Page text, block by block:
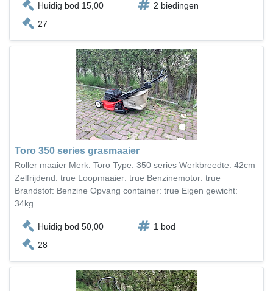
Huidig bod 15,00
2 biedingen
27
Toro 350 series grasmaaier
Roller maaier Merk: Toro Type: 350 series Werkbreedte: 42cm
Zelfrijdend: true Loopmaaier: true Benzinemotor: true
Brandstof: Benzine Opvang container: true Eigen gewicht:
34kg
Huidig bod 50,00
1 bod
28